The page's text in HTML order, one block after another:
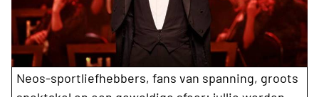
Neos-sportliefhebbers, fans van spanning, groots